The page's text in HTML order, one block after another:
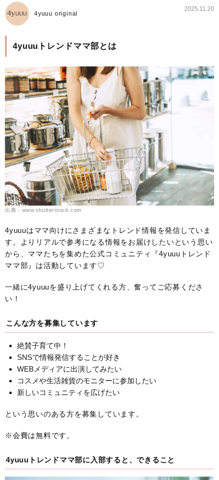
4yuuu original
2025.11.20
4yuuuトレンドママ部とは
出典：www.shutterstock.com
4yuuuはママ向けにさまざまなトレンド情報を発信していま
す。よりリアルで参考になる情報をお届けしたいという思い
から、ママたちを集めた公式コミュニティ『4yuuuトレンド
ママ部』は活動しています♡
一緒に4yuuuを盛り上げてくれる方、奮ってご応募くださ
い！
こんな方を募集しています
絶賛子育て中！
SNSで情報発信することが好き
WEBメディアに出演してみたい
コスメや生活雑貨のモニターに参加したい
新しいコミュニティを広げたい
という思いのある方を募集しています。
※会費は無料です。
4yuuuトレンドママ部に入部すると、できること